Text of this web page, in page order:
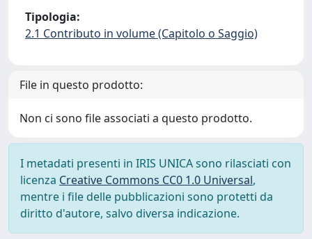
Tipologia:
2.1 Contributo in volume (Capitolo o Saggio)
File in questo prodotto:
Non ci sono file associati a questo prodotto.
I metadati presenti in IRIS UNICA sono rilasciati con
licenza Creative Commons CC0 1.0 Universal,
mentre i file delle pubblicazioni sono protetti da
diritto d'autore, salvo diversa indicazione.